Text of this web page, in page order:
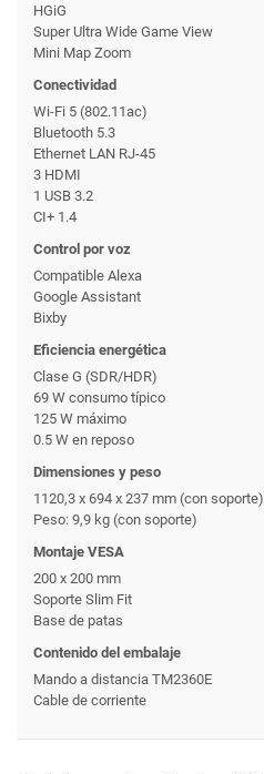
HGiG
Super Ultra Wide Game View
Mini Map Zoom
Conectividad
Wi-Fi 5 (802.11ac)
Bluetooth 5.3
Ethernet LAN RJ-45
3 HDMI
1 USB 3.2
CI+ 1.4
Control por voz
Compatible Alexa
Google Assistant
Bixby
Eficiencia energética
Clase G (SDR/HDR)
69 W consumo típico
125 W máximo
0.5 W en reposo
Dimensiones y peso
1120,3 x 694 x 237 mm (con soporte)
Peso: 9,9 kg (con soporte)
Montaje VESA
200 x 200 mm
Soporte Slim Fit
Base de patas
Contenido del embalaje
Mando a distancia TM2360E
Cable de corriente